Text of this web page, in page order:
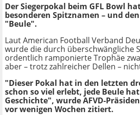
Der Siegerpokal beim GFL Bowl
besonderen Spitznamen – und
"Beule".
Laut American Football Verband
wurde die durch überschwängliche
ordentlich ramponierte Trophäe
aber – trotz zahlreicher Dellen –
"Dieser Pokal hat in den letzten
schon so viel erlebt, jede Beule
Geschichte", wurde AFVD-
vor wenigen Wochen zitiert.